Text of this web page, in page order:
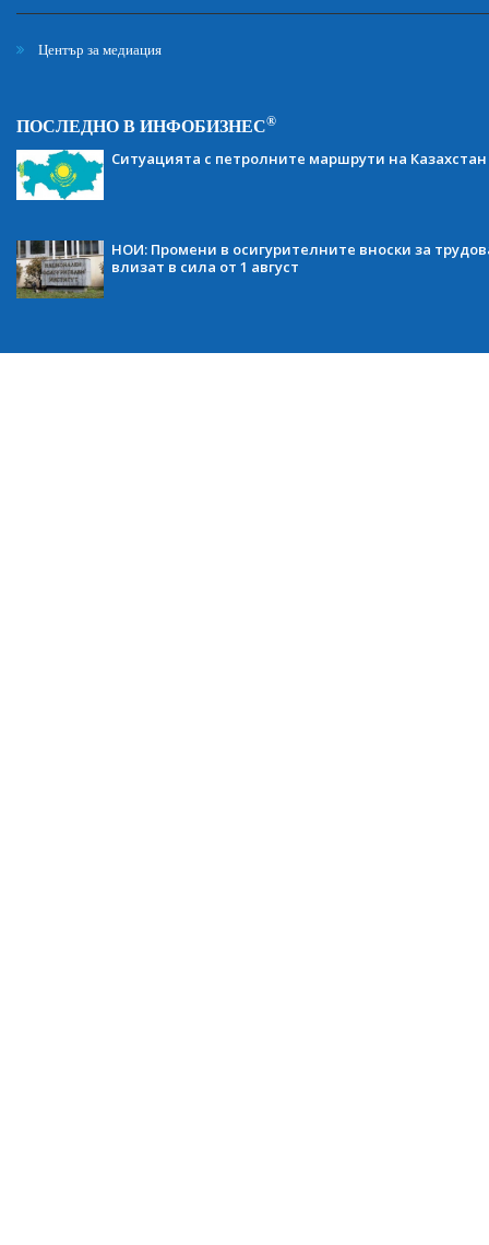
Център за медиация
ПОСЛЕДНО В ИНФОБИЗНЕС®
Ситуацията с петролните маршрути на Казахстан
НОИ: Промени в осигурителните вноски за
влизат в сила от 1 август